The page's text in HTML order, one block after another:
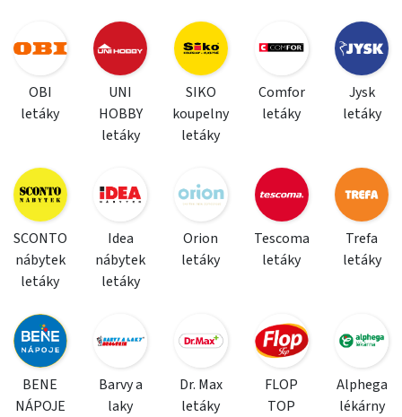
OBI
letáky
UNI
HOBBY
letáky
SIKO
koupelny
letáky
Comfor
letáky
Jysk
letáky
SCONTO
nábytek
letáky
Idea
nábytek
letáky
Orion
letáky
Tescoma
letáky
Trefa
letáky
BENE
NÁPOJE
Barvy a
laky
Dr. Max
letáky
FLOP
TOP
Alphega
lékárny